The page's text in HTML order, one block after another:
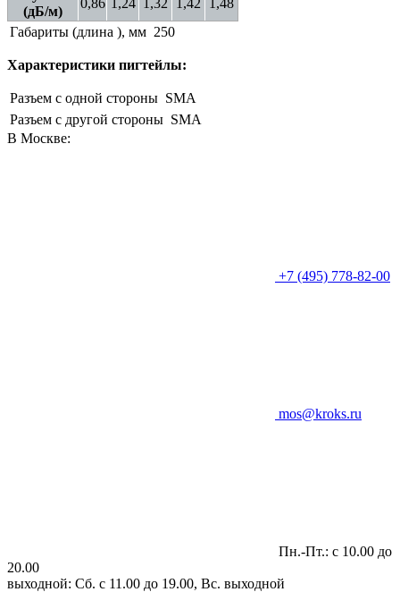
(дБ/м)
Габариты (длина ), мм 250
Характеристики пигтейлы:
Разъем с одной стороны SMA
Разъем с другой стороны SMA
В Москве:
+7 (495) 778-82-00
mos@kroks.ru
Пн.-Пт.: с 10.00 до
20.00
выходной: Сб. с 11.00 до 19.00, Вс. выходной